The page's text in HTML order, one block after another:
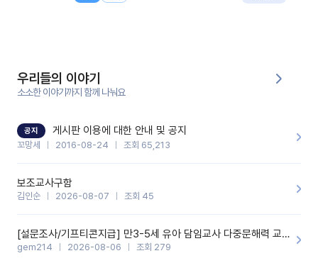
겪은 일과 학부모님께 전달드렸던 내용을 함께 보시고,저와 비슷한
을 많이 하는데,꼬망봇 덕분에 고민하는 시간을 줄이고 학부모님을
안심시킬 수 있었습니다.이 부분은 꼬망봇이 추가로 알려준 응대 tip
입니다.학부모님께 전화를 드리기 전에, 내용을 숙지하여 좀 더 전문
성 있는 교사가 되어 대화를 나눌 수 있었습니다.꼬망세 AI학부모 응
기능을 개발해 주셔서 감사합니다.
우리들의 이야기
소소한 이야기까지 함께 나눠요
공지 게시판 이용에 대한 안내 및 공지
꼬망세 2016-08-24 조회 65,213
보조교사구함
김인순 2026-08-07 조회 45
[설문조사/기프티콘지급] 만3-5세 유아 담임교사 다중문해력 교육 증진을 위한 설문조사
gem214 2026-08-06 조회 279